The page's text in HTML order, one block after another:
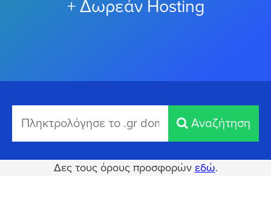
+ Δωρεάν Hosting
Αναζήτηση
Δες τους όρους προσφορών εδώ.